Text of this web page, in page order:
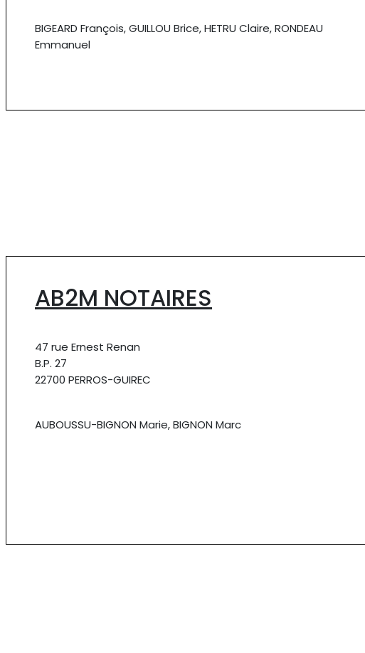
BIGEARD François, GUILLOU Brice, HETRU Claire, RONDEAU
Emmanuel
AB2M NOTAIRES
47 rue Ernest Renan
B.P. 27
22700 PERROS-GUIREC
AUBOUSSU-BIGNON Marie, BIGNON Marc